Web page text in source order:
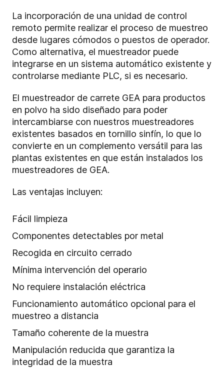
La incorporación de una unidad de control
remoto permite realizar el proceso de muestreo
desde lugares cómodos o puestos de operador.
Como alternativa, el muestreador puede
integrarse en un sistema automático existente y
controlarse mediante PLC, si es necesario.
El muestreador de carrete GEA para productos
en polvo ha sido diseñado para poder
intercambiarse con nuestros muestreadores
existentes basados en tornillo sinfín, lo que lo
convierte en un complemento versátil para las
plantas existentes en que están instalados los
muestreadores de GEA.
Las ventajas incluyen:
Fácil limpieza
Componentes detectables por metal
Recogida en circuito cerrado
Mínima intervención del operario
No requiere instalación eléctrica
Funcionamiento automático opcional para el
muestreo a distancia
Tamaño coherente de la muestra
Manipulación reducida que garantiza la
integridad de la muestra